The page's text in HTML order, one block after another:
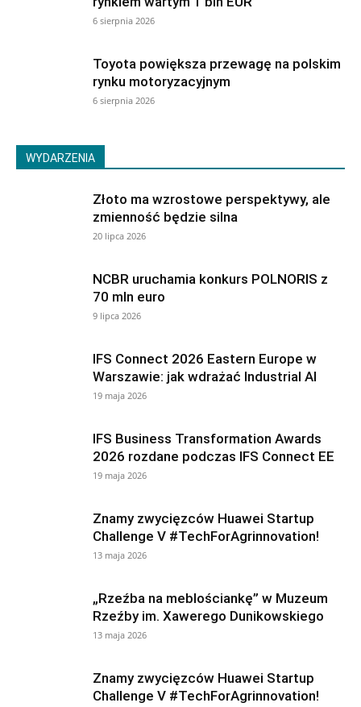
6 sierpnia 2026
Toyota powiększa przewagę na polskim
rynku motoryzacyjnym
6 sierpnia 2026
WYDARZENIA
Złoto ma wzrostowe perspektywy, ale
zmienność będzie silna
20 lipca 2026
NCBR uruchamia konkurs POLNORIS z
70 mln euro
9 lipca 2026
IFS Connect 2026 Eastern Europe w
Warszawie: jak wdrażać Industrial AI
19 maja 2026
IFS Business Transformation Awards
2026 rozdane podczas IFS Connect EE
19 maja 2026
Znamy zwycięzców Huawei Startup
Challenge V #TechForAgrinnovation!
13 maja 2026
„Rzeźba na meblościankę” w Muzeum
Rzeźby im. Xawerego Dunikowskiego
13 maja 2026
Znamy zwycięzców Huawei Startup
Challenge V #TechForAgrinnovation!